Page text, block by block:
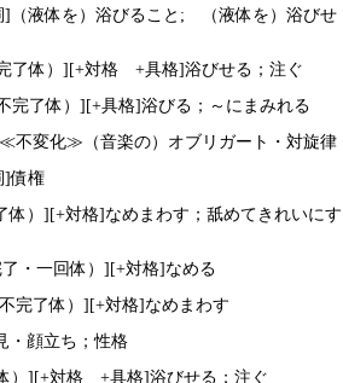
]（液体を）浴びること; （液体を）浴びせ
了体）][+対格 +具格]浴びせる；注ぐ
完了体）][+具格]浴びる；～にまみれる
不変化≫（音楽の）オブリガート・対旋律
]債権
体）][+対格]なめまわす；舐めてきれいにす
・一回体）][+対格]なめる
完了体）][+対格]なめまわす
・顔立ち；性格
）][+対格 +具格]浴びせる；注ぐ